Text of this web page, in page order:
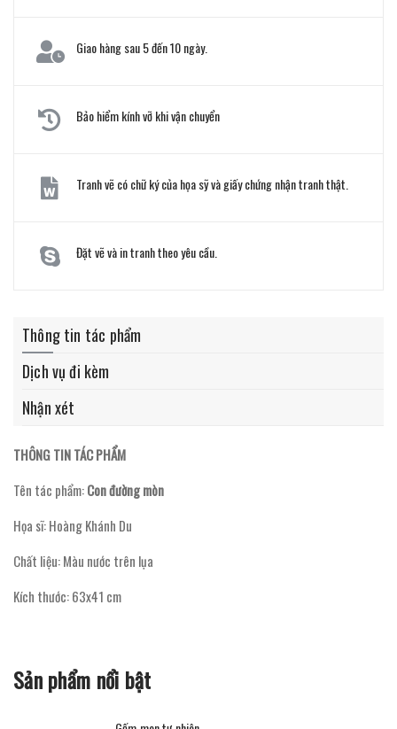
Giao hàng sau 5 đến 10 ngày.
Bảo hiểm kính vỡ khi vận chuyển
Tranh vẽ có chữ ký của họa sỹ và giấy chứng nhận tranh thật.
Đặt vẽ và in tranh theo yêu cầu.
Thông tin tác phẩm
Dịch vụ đi kèm
Nhận xét
THÔNG TIN TÁC PHẨM
Tên tác phẩm:Con đường mòn
Họa sĩ: Hoàng Khánh Du
Chất liệu: Màu nước trên lụa
Kích thước: 63x41 cm
Sản phẩm nổi bật